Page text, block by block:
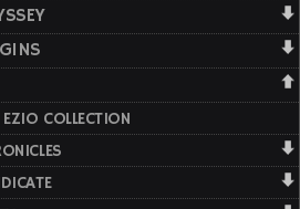
COLLECTION